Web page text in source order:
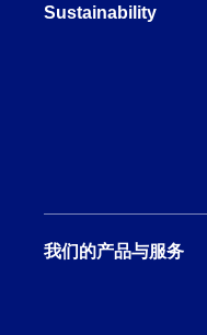
Sustainability
我们的产品与服务